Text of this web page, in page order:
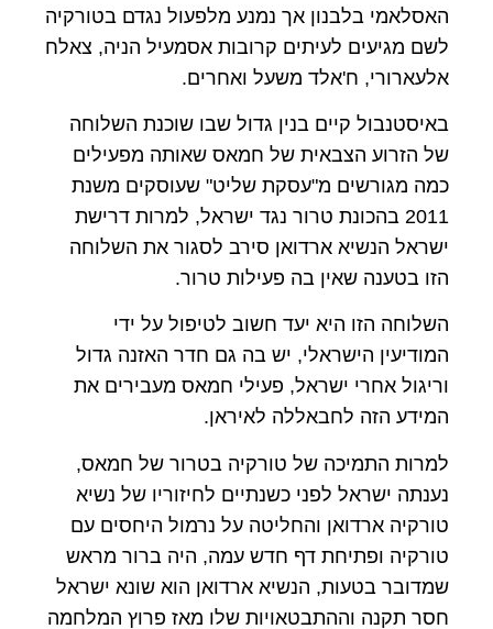
האסלאמי בלבנון אך נמנע מלפעול נגדם בטורקיה
לשם מגיעים לעיתים קרובות אסמעיל הניה, צאלח
אלעארורי, ח'אלד משעל ואחרים.
באיסטנבול קיים בנין גדול שבו שוכנת השלוחה
של הזרוע הצבאית של חמאס שאותה מפעילים
כמה מגורשים מ"עסקת שליט" שעוסקים משנת
2011 בהכונת טרור נגד ישראל, למרות דרישת
ישראל הנשיא ארדואן סירב לסגור את השלוחה
הזו בטענה שאין בה פעילות טרור.
השלוחה הזו היא יעד חשוב לטיפול על ידי
המודיעין הישראלי, יש בה גם חדר האזנה גדול
וריגול אחרי ישראל, פעילי חמאס מעבירים את
המידע הזה לחבאללה לאיראן.
למרות התמיכה של טורקיה בטרור של חמאס,
נענתה ישראל לפני כשנתיים לחיזוריו של נשיא
טורקיה ארדואן והחליטה על נרמול היחסים עם
טורקיה ופתיחת דף חדש עמה, היה ברור מראש
שמדובר בטעות, הנשיא ארדואן הוא שונא ישראל
חסר תקנה וההתבטאויות שלו מאז פרוץ המלחמה